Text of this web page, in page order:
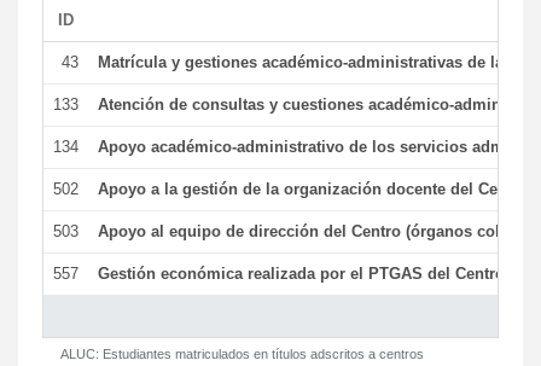
ID
43 Matrícula y gestiones académico-administrativas de la
133 Atención de consultas y cuestiones académico-
134 Apoyo académico-administrativo de los servicios
502 Apoyo a la gestión de la organización docente del Centro
503 Apoyo al equipo de dirección del Centro (órganos
557 Gestión económica realizada por el PTGAS del Centro
ALUC: Estudiantes matriculados en títulos adscritos a centros